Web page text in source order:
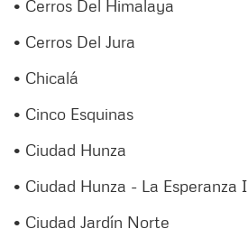
• Cerros Del Himalaya
• Cerros Del Jura
• Chicalá
• Cinco Esquinas
• Ciudad Hunza
• Ciudad Hunza - La Esperanza I
• Ciudad Jardín Norte